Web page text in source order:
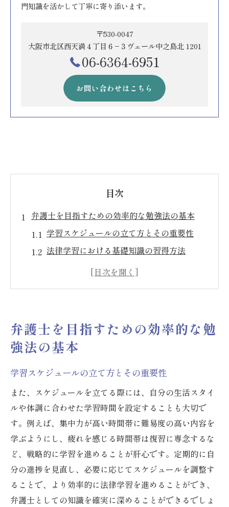
門知識を活かして丁寧に寄り添います。
〒530-0047
大阪市北区西天満４丁目６−３ヴェール中之島北 1201
06-6364-6951
お問い合わせはこちら
目次
弁護士を目指すための効率的な勉強法の基本
学習スケジュールの立て方とその重要性
法律学習における基礎知識の習得方法
効率的な情報整理術で理解を深める
モチベーションを維持するための目標設定
法律の広大さに負けない弁護士のための学習戦
略
多角的な視点で法律を学ぶ方法
専門分野に特化した学習の利点
理解度を上げるための反復学習術
グループ学習の活用とその利点
法律判例の効果的な読み解き方
インタラクティブな学習ツールの利用
弁護士試験合格に直結する効果的な勉強術
試験範囲を網羅するための学習計画
弁護士を目指すための効率的な勉
強法の基本
学習スケジュールの立て方とその重要性
また、スケジュールを立てる際には、自分の生活スタイ
ルや体調に合わせた学習時間を設定することも大切で
す。例えば、集中力が高い時間帯に難易度の高い内容を
学ぶようにし、疲れを感じる時間帯は復習に専念するな
ど、戦略的に学習を進めることが肝心です。定期的に自
分の進捗を見直し、必要に応じてスケジュールを調整す
ることで、より効率的に法律学習を進めることができ、
弁護士としての知識を確実に深めることができるでしょ